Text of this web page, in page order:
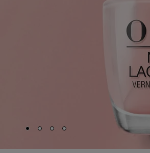
Skip to slide
Skip to slide
Skip to slide
Skip to slide